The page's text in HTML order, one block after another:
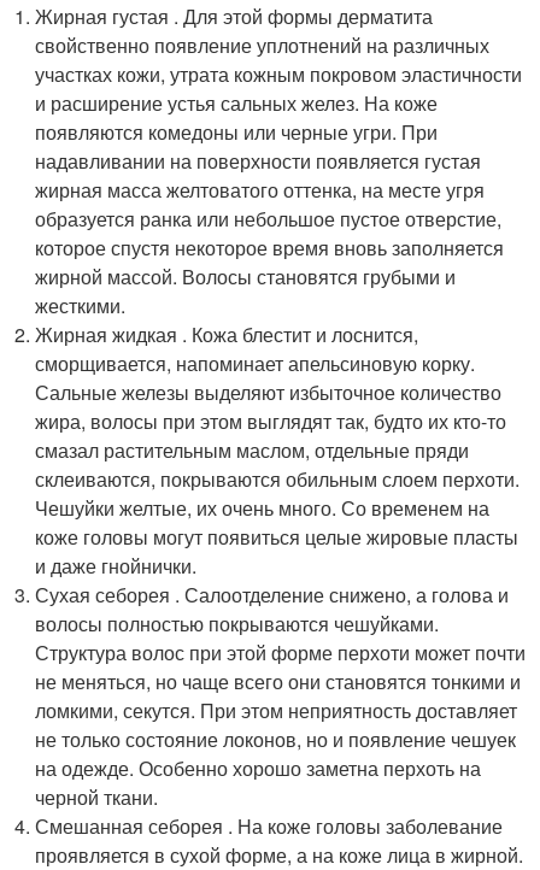
Жирная густая . Для этой формы дерматита
свойственно появление уплотнений на различных
участках кожи, утрата кожным покровом эластичности
и расширение устья сальных желез. На коже
появляются комедоны или черные угри. При
надавливании на поверхности появляется густая
жирная масса желтоватого оттенка, на месте угря
образуется ранка или небольшое пустое отверстие,
которое спустя некоторое время вновь заполняется
жирной массой. Волосы становятся грубыми и
жесткими.
Жирная жидкая . Кожа блестит и лоснится,
сморщивается, напоминает апельсиновую корку.
Сальные железы выделяют избыточное количество
жира, волосы при этом выглядят так, будто их кто-то
смазал растительным маслом, отдельные пряди
склеиваются, покрываются обильным слоем перхоти.
Чешуйки желтые, их очень много. Со временем на
коже головы могут появиться целые жировые пласты
и даже гнойнички.
Сухая себорея . Салоотделение снижено, а голова и
волосы полностью покрываются чешуйками.
Структура волос при этой форме перхоти может почти
не меняться, но чаще всего они становятся тонкими и
ломкими, секутся. При этом неприятность доставляет
не только состояние локонов, но и появление чешуек
на одежде. Особенно хорошо заметна перхоть на
черной ткани.
Смешанная себорея . На коже головы заболевание
проявляется в сухой форме, а на коже лица в жирной.